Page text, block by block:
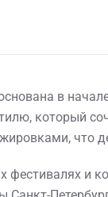
в
который
и